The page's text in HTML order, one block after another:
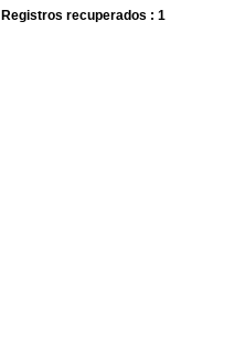
Registros recuperados : 1